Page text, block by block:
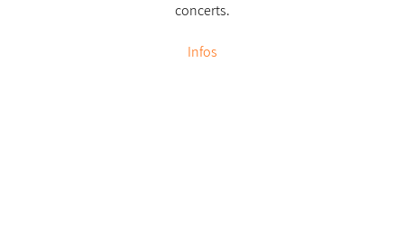
concerts.
Infos